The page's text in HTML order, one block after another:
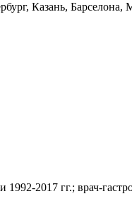
Казань,
2017 гг.; врач-